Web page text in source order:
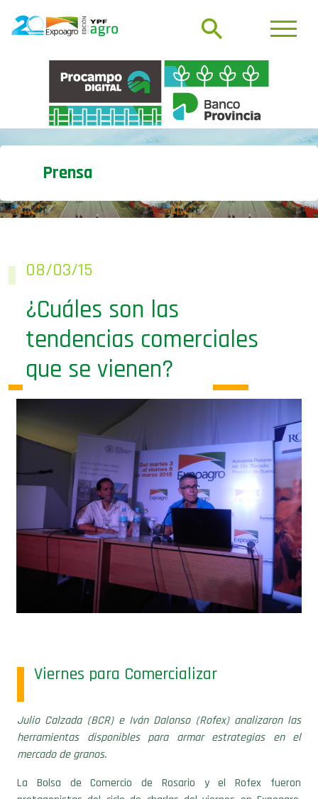
Prensa
08/03/15
¿Cuáles son las
tendencias comerciales
que se vienen?
Viernes para Comercializar
Julio Calzada (BCR) e Iván Dalonso (Rofex) analizaron las
herramientas disponibles para armar estrategias en el
mercado de granos.
La Bolsa de Comercio de Rosario y el Rofex fueron